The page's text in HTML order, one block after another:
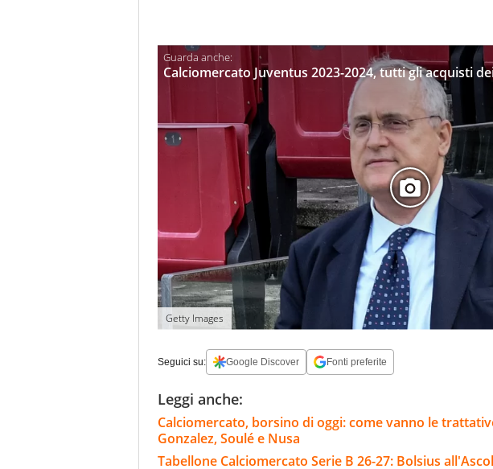
Calciomercato Juventus 2023-2024, tutti gli acquisti
Getty Images
Seguici su: Google Discover Fonti preferite
Leggi anche:
Calciomercato, borsino di oggi: come vanno le
Gonzalez, Soulé e Nusa
Tabellone Calciomercato Serie B 26-27: Bolsius